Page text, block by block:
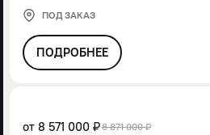
ПОД ЗАКАЗ
ПОДРОБНЕЕ
от 8 571 000 ₽8 871 000 ₽